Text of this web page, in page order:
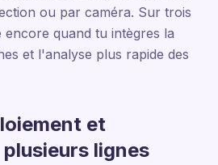
ou par caméra. Sur trois
quand tu intègres la
et l'analyse plus rapide des
et
lignes